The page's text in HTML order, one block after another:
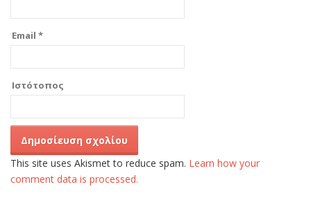
Email *
Ιστότοπος
This site uses Akismet to reduce spam. Learn how your
comment data is processed.